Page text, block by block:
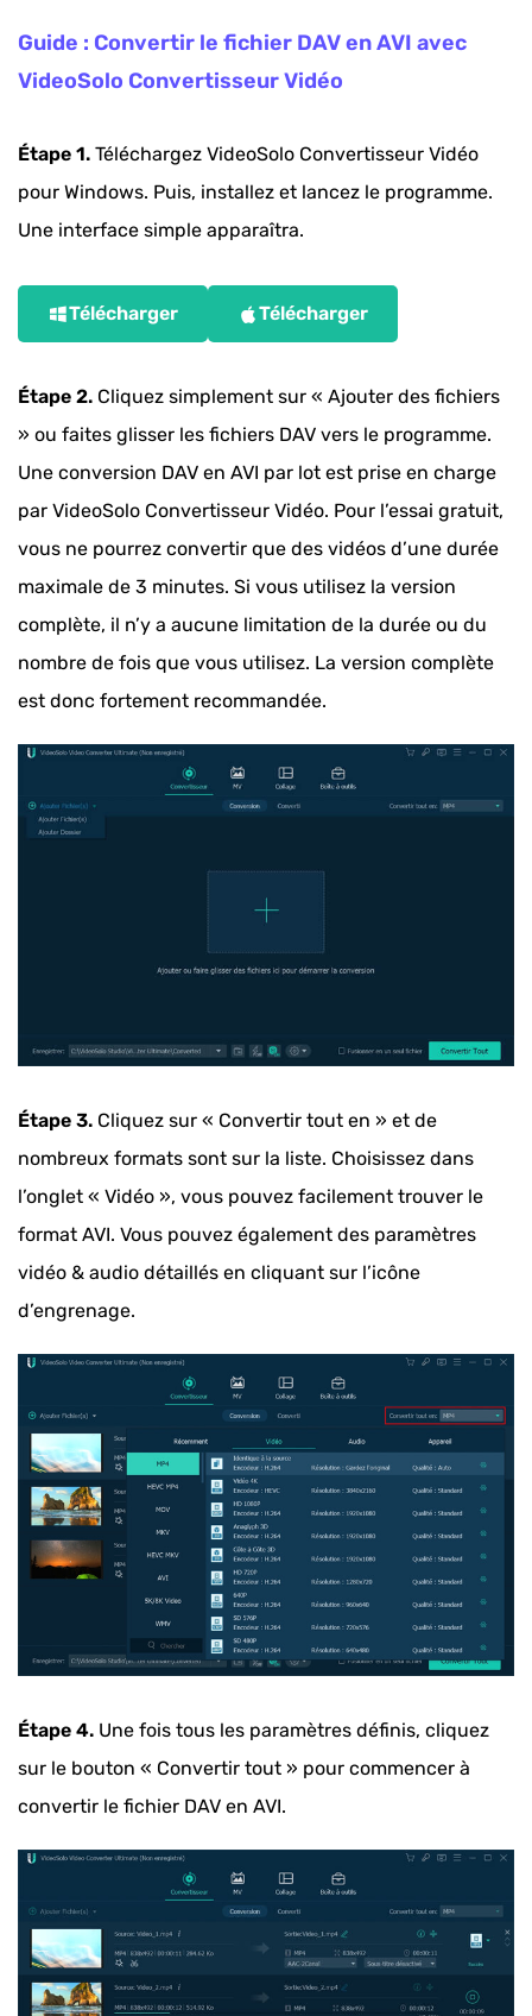
Guide : Convertir le fichier DAV en AVI avec
VideoSolo Convertisseur Vidéo
Étape 1. Téléchargez VideoSolo Convertisseur Vidéo
pour Windows. Puis, installez et lancez le programme.
Une interface simple apparaîtra.
Télécharger Télécharger
Étape 2. Cliquez simplement sur « Ajouter des fichiers
» ou faites glisser les fichiers DAV vers le programme.
Une conversion DAV en AVI par lot est prise en charge
par VideoSolo Convertisseur Vidéo. Pour l’essai gratuit,
vous ne pourrez convertir que des vidéos d’une durée
maximale de 3 minutes. Si vous utilisez la version
complète, il n’y a aucune limitation de la durée ou du
nombre de fois que vous utilisez. La version complète
est donc fortement recommandée.
Étape 3. Cliquez sur « Convertir tout en » et de
nombreux formats sont sur la liste. Choisissez dans
l’onglet « Vidéo », vous pouvez facilement trouver le
format AVI. Vous pouvez également des paramètres
vidéo & audio détaillés en cliquant sur l’icône
d’engrenage.
Étape 4. Une fois tous les paramètres définis, cliquez
sur le bouton « Convertir tout » pour commencer à
convertir le fichier DAV en AVI.